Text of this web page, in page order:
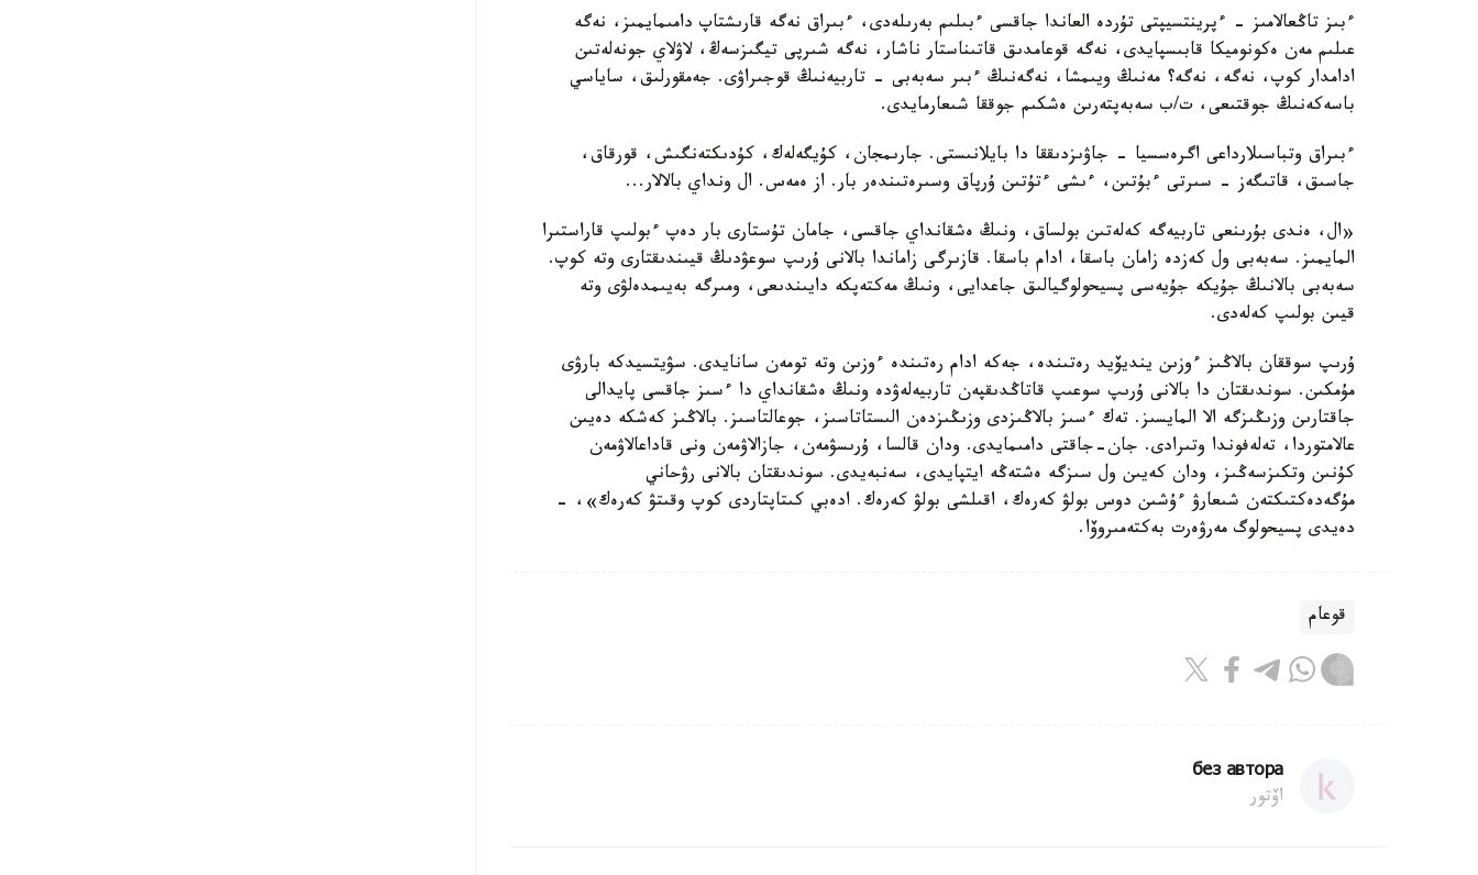
ءبىز تاڭعالامىز - ءپرينتسيپتى تۇردە العاندا جاقسى ءبىلىم بەرىلەدى، ءبىراق نەگە قارىشتاپ دامىمايمىز، نەگە
عىلىم مەن ەكونوميكا قابىسپايدى، نەگە قوعامدىق قاتىناستار ناشار، نەگە شىرپى تيگىزسەڭ، لاۋلاي جونەلەتىن
ادامدار كوپ، نەگە، نەگە؟ مەنىڭ ويىمشا، نەگەنىڭ ءبىر سەبەبى - تاربيەنىڭ قوجىراۋى. جەمقورلىق، ساياسي
باسەكەنىڭ جوقتىعى، ت/ب سەبەپتەرىن ەشكىم جوققا شىعارمايدى.
ءبىراق وتباسىلارداعى اگرەسسيا - جاۋىزدىققا دا بايلانىستى. جارىمجان، كۇيگەلەك، كۇدىكتەنگىش، قورقاق،
جاسىق، قاتىگەز - سىرتى ءبۇتىن، ءىشى ءتۇتىن ۇرپاق وسىرەتىندەر بار. از ەمەس. ال ونداي بالالار...
«ال، ەندى بۇرىنعى تاربيەگە كەلەتىن بولساق، ونىڭ ەشقانداي جاقسى، جامان تۇستارى بار دەپ ءبولىپ قاراستىرا
المايمىز. سەبەبى ول كەزدە زامان باسقا، ادام باسقا. قازىرگى زاماندا بالانى ۇرىپ سوعۋدىڭ قيىندىقتارى وتە كوپ.
سەبەبى بالانىڭ جۇيكە جۇيەسى پسيحولوگيالىق جاعدايى، ونىڭ مەكتەپكە دايىندىعى، ومىرگە بەيىمدەلۋى وتە
قيىن بولىپ كەلەدى.
ۇرىپ سوققان بالاڭىز ءوزىن ينديۆيد رەتىندە، جەكە ادام رەتىندە ءوزىن وتە تومەن سانايدى. سۋيتسيدكە بارۋى
مۇمكىن. سوندىقتان دا بالانى ۇرىپ سوعىپ قاتاڭدىقپەن تاربيەلەۋدە ونىڭ ەشقانداي دا ءسىز جاقسى پايدالى
جاقتارىن وزىڭىزگە الا المايسىز. تەك ءسىز بالاڭىزدى وزىڭىزدەن الىستاتاسىز، جوعالتاسىز. بالاڭىز كەشكە دەيىن
عالامتوردا، تەلەفوندا وتىرادى. جان-جاقتى دامىمايدى. ودان قالسا، ۇرىسۋمەن، جازالاۋمەن ونى قاداعالاۋمەن
كۇنىن وتكىزسەڭىز، ودان كەيىن ول سىزگە ەشتەڭە ايتپايدى، سەنبەيدى. سوندىقتان بالانى رۋحاني
مۇگەدەكتىكتەن شىعارۋ ءۇشىن دوس بولۋ كەرەك، اقىلشى بولۋ كەرەك. ادەبي كىتاپتاردى كوپ وقىتۋ كەرەك»، -
دەيدى پسيحولوگ مەرۋەرت بەكتەمىروۆا.
قوعام
без автора
اۆتور